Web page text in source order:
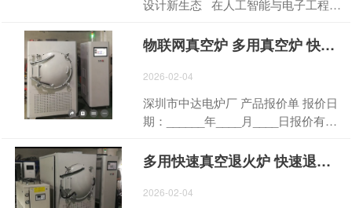
设计新生态 在人工智能与电子工程深
片电路设计、AI 驱动电路自动化正成
度学习、强化学习与大模型技术，AI
从辅助工具升级为电路设计的核心决
策者，以全流程智能化、自动化，推
动芯片、PCB、集成电路等领域实现
传统电路设计依赖工程师经验迭代，
周期长、成本高、信号干扰与散热瓶
物联网真空炉 多用真空炉 快速真空炉 晶圆快速退火炉 真空炉 快速真空钎焊炉 真空回火炉 真空热处理炉 真空烧结炉 真空时效炉 真空淬火炉 回火炉 退火炉 淬火炉 热处理炉 高温炉 物联网真空炉 箱
2026-02-04
深圳市中达电炉厂 产品报价单 报价日
期：______年____月____日报价有效
________________________联系人：
项目名称：AI 智能工业炉设备采购
多用快速真空退火炉 快速退火炉 真空炉 多用退火炉 多用真空炉 多用热处理炉 快速真空钎焊炉 真空烧结炉 烧结炉 真空热处理炉 热处理炉 真空回火炉 回火炉 真空时效炉 时效炉 真空淬火炉 淬火炉真空
2026-02-04